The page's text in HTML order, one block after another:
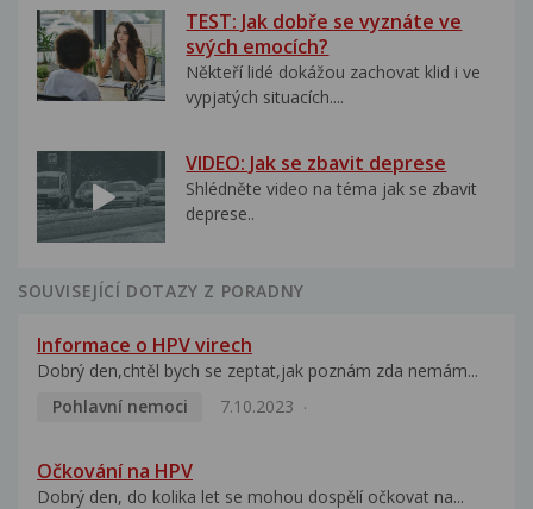
TEST: Jak dobře se vyznáte ve
svých emocích?
Někteří lidé dokážou zachovat klid i ve
vypjatých situacích....
VIDEO: Jak se zbavit deprese
Shlédněte video na téma jak se zbavit
deprese..
SOUVISEJÍCÍ DOTAZY Z PORADNY
Informace o HPV virech
Dobrý den,chtěl bych se zeptat,jak poznám zda nemám...
Pohlavní nemoci
7.10.2023
Očkování na HPV
Dobrý den, do kolika let se mohou dospělí očkovat na...